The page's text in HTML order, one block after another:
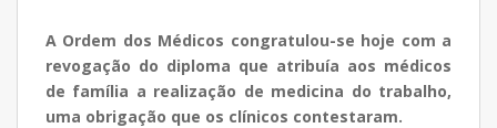
A Ordem dos Médicos congratulou-se hoje com a
revogação do diploma que atribuía aos médicos
de família a realização de medicina do trabalho,
uma obrigação que os clínicos contestaram.